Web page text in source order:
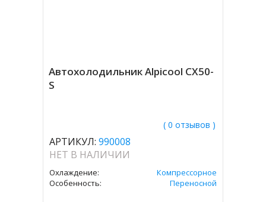
Автохолодильник Alpicool CX50-
S
( 0 отзывов )
АРТИКУЛ: 990008
НЕТ В НАЛИЧИИ
Охлаждение:
Компрессорное
Особенность:
Переносной